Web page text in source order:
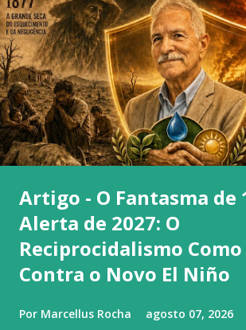
Artigo - O Fantasma de
Alerta de 2027: O
Reciprocidalismo Como
Contra o Novo El Niño
Por Marcellus Rocha agosto 07, 2026